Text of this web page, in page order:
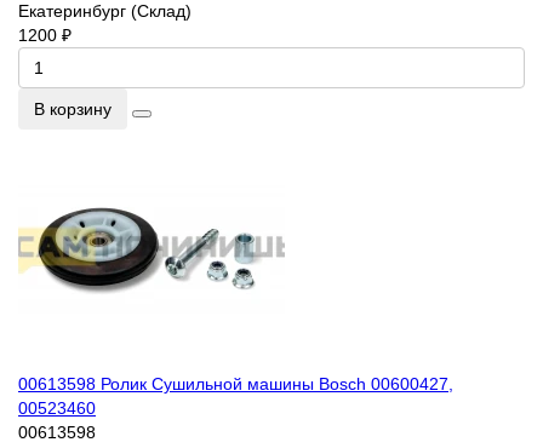
Екатеринбург (Склад)
1200 ₽
В корзину
00613598 Ролик Сушильной машины Bosch 00600427,
00523460
00613598